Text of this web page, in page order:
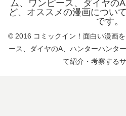
ム、ワンピース、ダイヤの
ど、オススメの漫画につい
です。
© 2016 コミックイン！面白い漫画
ース、ダイヤのA、ハンターハンタ
て紹介・考察する